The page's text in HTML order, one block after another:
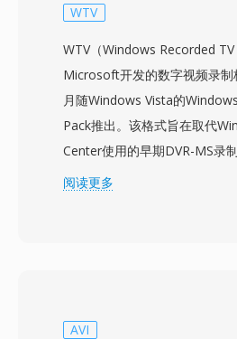
WTV
WTV（Windows Recorded
Microsoft开发的数字视频录
月随Windows Vista的
Pack推出。该格式旨在取代
Center使用的早期DVR-MS录
的容器来录制直播电视广播。
框架保留了来自电子节目指南
阅读更多
AVI